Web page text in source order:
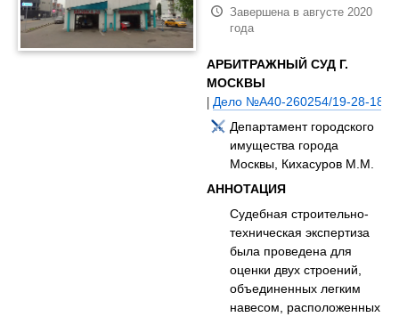
Завершена в августе 2020
года
АРБИТРАЖНЫЙ СУД Г.
МОСКВЫ
|Дело №А40-260254/19-28-1885
Департамент городского
имущества города
Москвы, Кихасуров М.М.
АННОТАЦИЯ
Судебная строительно-
техническая экспертиза
была проведена для
оценки двух строений,
объединенных легким
навесом, расположенных